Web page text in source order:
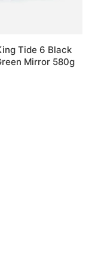
Tide 6 Black
Mirror 580g